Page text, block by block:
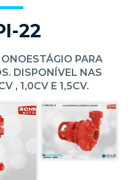
22
PARA
DISPONÍVEL NAS
, 1,0CV E 1,5CV.